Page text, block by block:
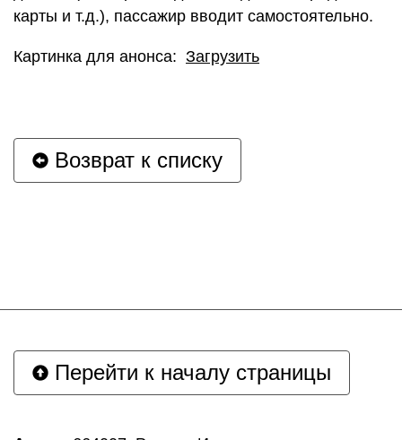
карты и т.д.), пассажир вводит самостоятельно.
Картинка для анонса: Загрузить
Возврат к списку
Перейти к началу страницы